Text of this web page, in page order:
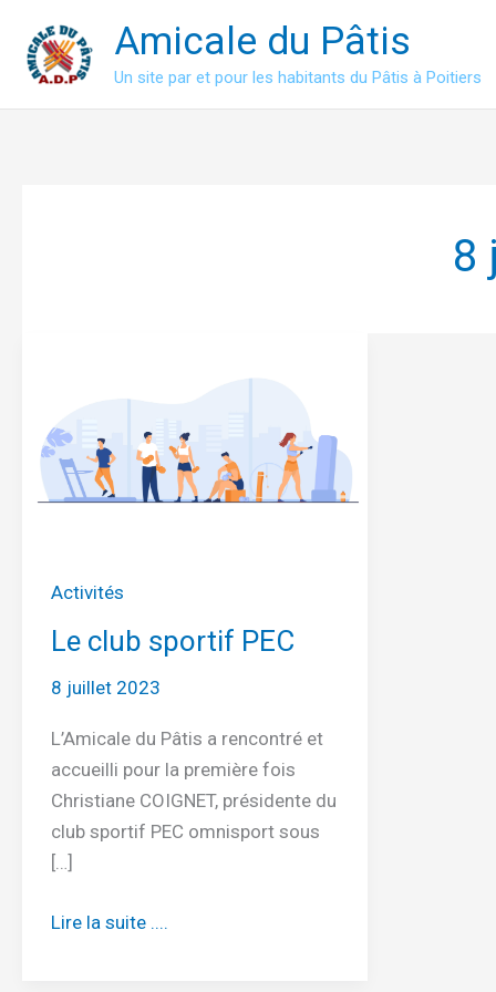
contenu
Amicale du Pâtis
Un site par et pour les habitants du Pâtis à Poitiers
8
Activités
Le club sportif PEC
8 juillet 2023
L’Amicale du Pâtis a rencontré et
accueilli pour la première fois
Christiane COIGNET, présidente du
club sportif PEC omnisport sous
[…]
Le
Lire la suite ....